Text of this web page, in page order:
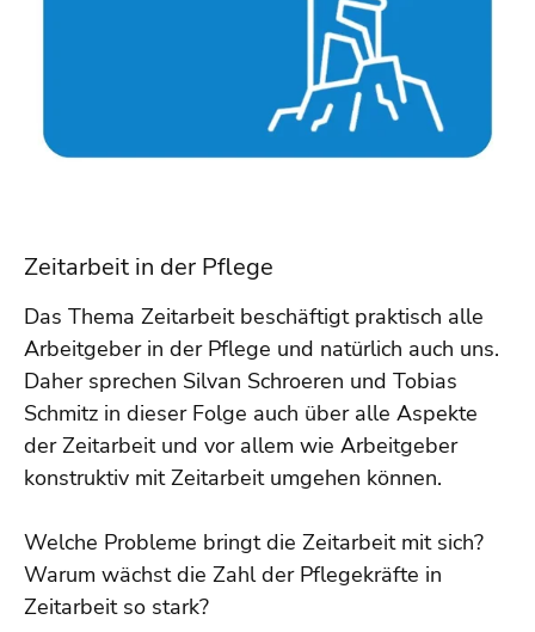
Zeitarbeit in der Pflege
Das Thema Zeitarbeit beschäftigt praktisch alle
Arbeitgeber in der Pflege und natürlich auch uns.
Daher sprechen Silvan Schroeren und Tobias
Schmitz in dieser Folge auch über alle Aspekte
der Zeitarbeit und vor allem wie Arbeitgeber
konstruktiv mit Zeitarbeit umgehen können.
Welche Probleme bringt die Zeitarbeit mit sich?
Warum wächst die Zahl der Pflegekräfte in
Zeitarbeit so stark?